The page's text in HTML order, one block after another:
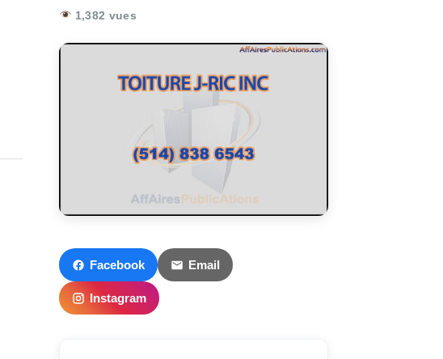
1,382 vues
Facebook Email
Instagram